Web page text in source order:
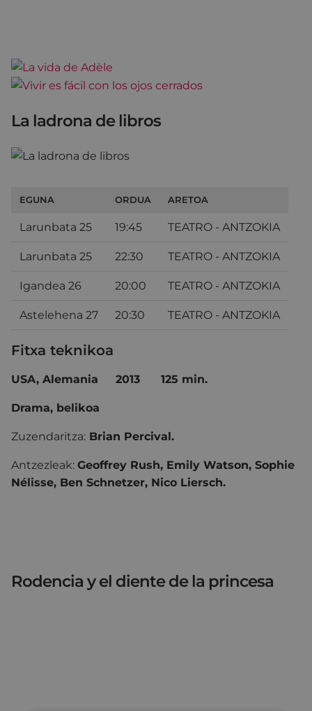
La ladrona de libros
EGUNA ORDUA ARETOA
Larunbata 25 19:45 TEATRO - ANTZOKIA
Larunbata 25 22:30 TEATRO - ANTZOKIA
Igandea 26 20:00 TEATRO - ANTZOKIA
Astelehena 27 20:30 TEATRO - ANTZOKIA
Fitxa teknikoa
USA, Alemania 2013 125 min.
Drama, belikoa
Zuzendaritza: Brian Percival.
Antzezleak: Geoffrey Rush, Emily Watson, Sophie
Nélisse, Ben Schnetzer, Nico Liersch.
Rodencia y el diente de la princesa